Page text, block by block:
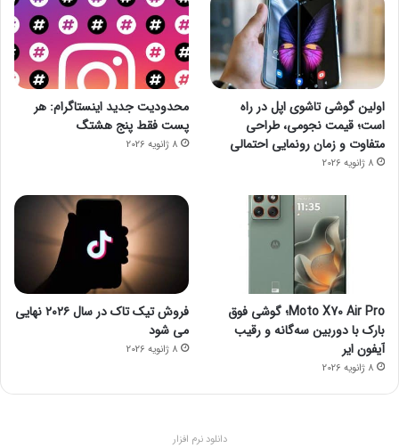
اولین گوشی تاشوی اپل در راه
است؛ قیمت نجومی، طراحی
متفاوت و زمان رونمایی احتمالی
8 ژانویه 2026
محدودیت جدید اینستاگرام: هر
پست فقط پنج هشتگ
8 ژانویه 2026
Moto X70 Air Pro؛ گوشی فوق
بارک با دوربین سه‌گانه و رقیب
آیفون ایر
8 ژانویه 2026
فروش تیک تاک در سال ۲۰۲۶ نهایی
می شود
8 ژانویه 2026
دانلود نرم افزار